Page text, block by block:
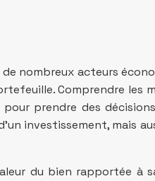
nombreux acteurs
Comprendre les
prendre des
investissement, mais
du bien rapportée à